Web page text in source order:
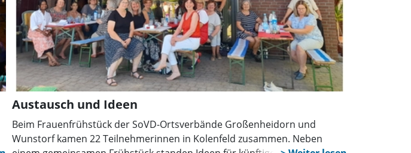
Austausch und Ideen
Beim Frauenfrühstück der SoVD-Ortsverbände Großenheidorn und
Wunstorf kamen 22 Teilnehmerinnen in Kolenfeld zusammen. Neben